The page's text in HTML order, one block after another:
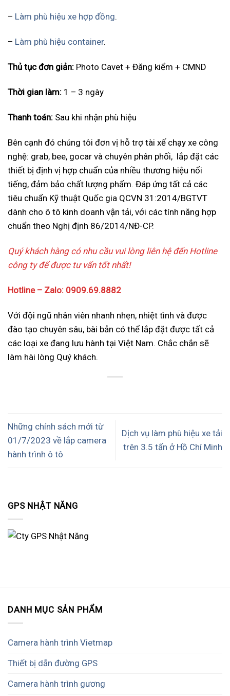
– Làm phù hiệu xe hợp đồng.
– Làm phù hiệu container.
Thủ tục đơn giản: Photo Cavet + Đăng kiểm + CMND
Thời gian làm: 1 – 3 ngày
Thanh toán: Sau khi nhận phù hiệu
Bên cạnh đó chúng tôi đơn vị hỗ trợ tài xế chạy xe công
nghệ: grab, bee, gocar và chuyên phân phối, lắp đặt các
thiết bị định vị hợp chuẩn của nhiều thương hiệu nổi
tiếng, đảm bảo chất lượng phẩm. Đáp ứng tất cả các
tiêu chuẩn Kỹ thuật Quốc gia QCVN 31:2014/BGTVT
dành cho ô tô kinh doanh vận tải, với các tính năng hợp
chuẩn theo Nghị định 86/2014/NĐ-CP.
Quý khách hàng có nhu cầu vui lòng liên hệ đến Hotline
công ty để được tư vấn tốt nhất!
Hotline – Zalo: 0909.69.8882
Với đội ngũ nhân viên nhanh nhẹn, nhiệt tình và được
đào tạo chuyên sâu, bài bản có thể lắp đặt được tất cả
các loại xe đang lưu hành tại Việt Nam. Chắc chắn sẽ
làm hài lòng Quý khách.
Những chính sách mới từ
01/7/2023 về lắp camera
hành trình ô tô
Dịch vụ làm phù hiệu xe tải
trên 3.5 tấn ở Hồ Chí Minh
GPS NHẬT NĂNG
DANH MỤC SẢN PHẨM
Camera hành trình Vietmap
Thiết bị dẫn đường GPS
Camera hành trình gương